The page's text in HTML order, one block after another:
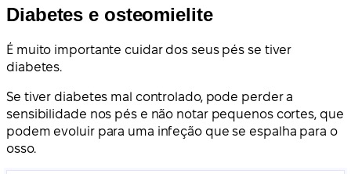
Diabetes e osteomielite
É muito importante cuidar dos seus pés se tiver
diabetes.
Se tiver diabetes mal controlado, pode perder a
sensibilidade nos pés e não notar pequenos cortes, que
podem evoluir para uma infeção que se espalha para o
osso.